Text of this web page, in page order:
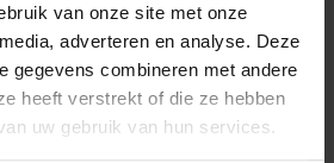
van onze site met onze
adverteren en analyse. Deze
gegevens combineren met andere
heeft verstrekt of die ze hebben
uw gebruik van hun services.